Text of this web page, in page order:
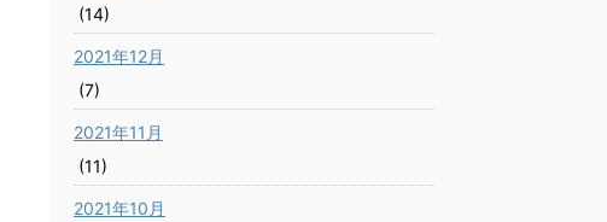
(14)
2021年12月
(7)
2021年11月
(11)
2021年10月